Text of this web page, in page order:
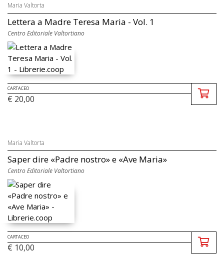
Maria Valtorta
Lettera a Madre Teresa Maria - Vol. 1
Centro Editoriale Valtortiano
CARTACEO
€ 20,00
Maria Valtorta
Saper dire «Padre nostro» e «Ave Maria»
Centro Editoriale Valtortiano
CARTACEO
€ 10,00